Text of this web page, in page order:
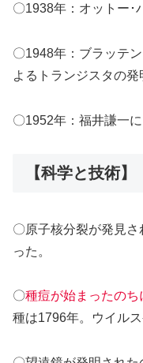
〇1938年：オットー･
〇1948年：ブラッテ
よるトランジスタの発
〇1952年：福井謙一
【科学と技術】
〇原子核分裂が発見
った。
〇種痘が始まったの
種は1796年。ウイルス